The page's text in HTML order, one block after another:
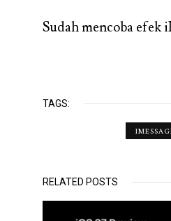
Sudah mencoba efek
TAGS:
RELATED POSTS